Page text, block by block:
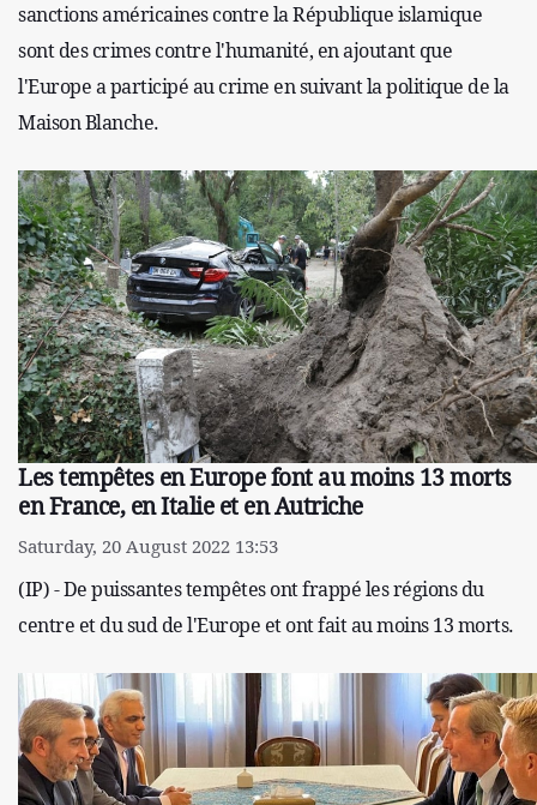
sanctions américaines contre la République islamique
sont des crimes contre l'humanité, en ajoutant que
l'Europe a participé au crime en suivant la politique de la
Maison Blanche.
Les tempêtes en Europe font au moins 13 morts
en France, en Italie et en Autriche
Saturday, 20 August 2022 13:53
(IP) - De puissantes tempêtes ont frappé les régions du
centre et du sud de l'Europe et ont fait au moins 13 morts.